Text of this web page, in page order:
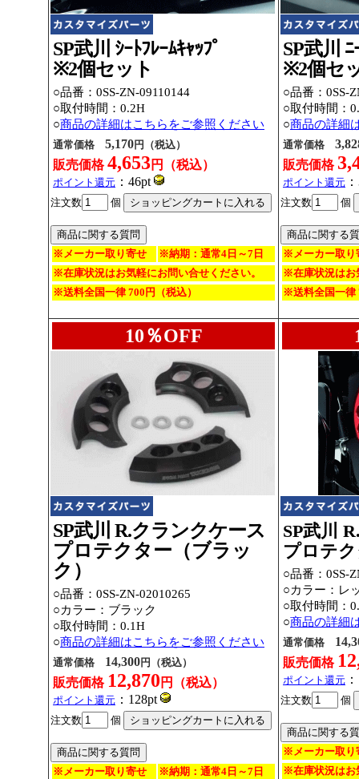
SP武川 ｼｰﾄﾌﾚｰﾑｷｬｯﾌﾟ
※2個セット
○品番：0SS-ZN-09110144
○取付時間：0.2H
○商品の詳細はこちらをご参照ください
通常価格 5,170円（税込）
販売価格4,653円（税込）
ポイント還元 ：46pt
注文数 個
※メーカー取り寄せ
※納期：通常4日～7日
※在庫状況はお気軽にお問い合せください。
※送料全国一律 700円（税込）
SP武川 ﾆ
※2個セ
○品番：0SS-
○取付時間：
○商品の詳細
通常価格
販売価格
ポイント還元
注文数 個
※メーカー取り
※在庫状況はお
※送料全国一律
10％OFF
SP武川 R.クランクケース
プロテクター（ブラッ
ク）
○品番： 0SS-ZN-02010265
○カラー：ブラック
○取付時間：0.1H
○商品の詳細はこちらをご参照ください
通常価格 14,300円（税込）
販売価格 12,870 円（税込）
ポイント還元 ：128pt
注文数 個
※メーカー取り寄せ ※納期：通常4日～7日
SP武川
プロテ
○品番： 0SS-
○カラー：レ
○取付時間：
○商品の詳細
通常価格
販売価格
ポイント還元
注文数 個
※メーカー取り
※在庫状況はお